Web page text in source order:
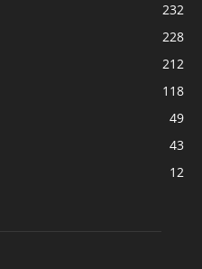
232
228
212
118
49
43
12